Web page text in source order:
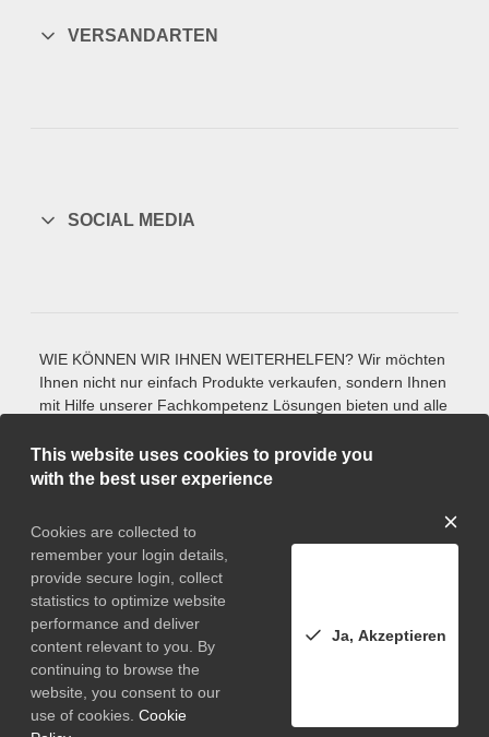
VERSANDARTEN
SOCIAL MEDIA
WIE KÖNNEN WIR IHNEN WEITERHELFEN? Wir möchten
Ihnen nicht nur einfach Produkte verkaufen, sondern Ihnen
mit Hilfe unserer Fachkompetenz Lösungen bieten und alle
Normalien und Produkten haben. Sie finden ein Produkt
nicht in unserem Katalog? Bitte sprechen Sie uns an. Wir
entspricht. Auch bei allen weiteren Anliegen und Wünschen
stehen wir gerne zur Verfügung. Sie können uns jederzeit
per Mail kontaktieren oder anrufen.
* Alle Preise exkl. gesetzl. Mehrwertsteuer zzgl.
Versandkosten und ggf. Nachnahmegebühren, wenn nicht
anders angegeben.
© 2026 Oro, Inc. All Rights Reserved, made with OroCommerce byIT
This website uses cookies to provide you
with the best user experience
Cookies are collected to
remember your login details,
provide secure login, collect
statistics to optimize website
performance and deliver
content relevant to you. By
continuing to browse the
website, you consent to our
use of cookies. Cookie
Ja, Akzeptieren